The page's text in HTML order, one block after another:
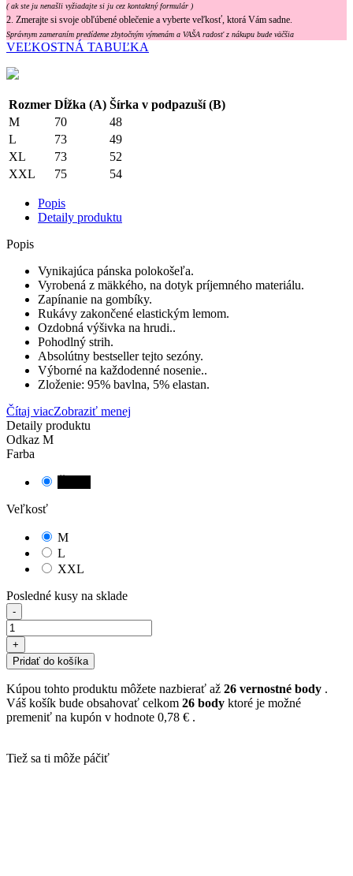
( ak ste ju nenašli vyžiadajte si ju cez kontaktný formulár )
2. Zmerajte si svoje obľúbené oblečenie a vyberte veľkosť, ktorá Vám sadne.
Správnym zameraním predídeme zbytočným výmenám a VAŠA radosť z nákupu bude väčšia
VEĽKOSTNÁ TABUĽKA
Rozmer Dĺžka (A) Šírka v podpazuší (B)
M
70
48
L
73
49
XL
73
52
XXL
75 54
Popis
Detaily produktu
Popis
Vynikajúca pánska polokošeľa.
Vyrobená z mäkkého, na dotyk príjemného materiálu.
Zapínanie na gombíky.
Rukávy zakončené elastickým lemom.
Ozdobná výšivka na hrudi..
Pohodlný strih.
Absolútny bestseller tejto sezóny.
Výborné na každodenné nosenie..
Zloženie: 95% bavlna, 5% elastan.
Čítaj viacZobraziť menej
Detaily produktu
Odkaz M
Farba
Veľkosť
M
L
XXL
Posledné kusy na sklade
-
+
Pridať do košíka
Kúpou tohto produktu môžete nazbierať až 26 vernostné body .
Váš košík bude obsahovať celkom 26 body ktoré je možné
premeniť na kupón v hodnote 0,78 € .
Tiež sa ti môže páčiť